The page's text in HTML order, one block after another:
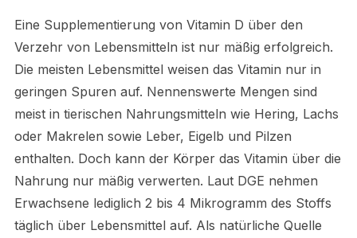
Eine Supplementierung von Vitamin D über den
Verzehr von Lebensmitteln ist nur mäßig erfolgreich.
Die meisten Lebensmittel weisen das Vitamin nur in
geringen Spuren auf. Nennenswerte Mengen sind
meist in tierischen Nahrungsmitteln wie Hering, Lachs
oder Makrelen sowie Leber, Eigelb und Pilzen
enthalten. Doch kann der Körper das Vitamin über die
Nahrung nur mäßig verwerten. Laut DGE nehmen
Erwachsene lediglich 2 bis 4 Mikrogramm des Stoffs
täglich über Lebensmittel auf. Als natürliche Quelle